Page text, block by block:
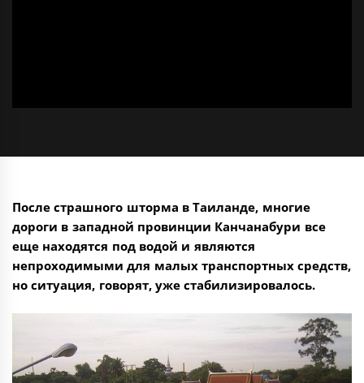
После страшного шторма в Таиланде, многие
дороги в западной провинции Канчанабури все
еще находятся под водой и являются
непроходимыми для малых транспортных средств,
но ситуация, говорят, уже стабилизировалось.